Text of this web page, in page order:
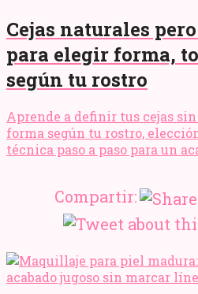
Cejas naturales
para elegir forma,
según tu rostro
Aprende a definir tus cejas
forma según tu rostro,
técnica paso a paso para un
Compartir: